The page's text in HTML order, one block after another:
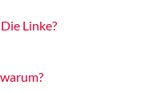
Linke?